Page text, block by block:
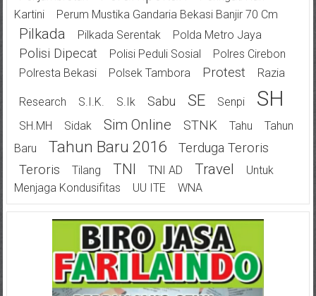
Kartini
Perum Mustika Gandaria Bekasi Banjir 70 Cm
Pilkada Pilkada Serentak Polda Metro Jaya
Polisi Dipecat Polisi Peduli Sosial
Polres Cirebon
Polresta Bekasi
Polsek Tambora Protest Razia
Research S.I.K. S.Ik Sabu SE Senpi SH
SH.MH Sidak Sim Online STNK Tahu
Tahun
Baru
Tahun Baru 2016
Terduga Teroris
Teroris
Tilang TNI TNI AD Travel
Untuk
Menjaga Kondusifitas
UU ITE WNA